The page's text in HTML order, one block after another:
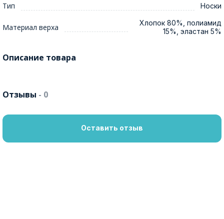
Тип Носки
Материал верха
Хлопок 80%, полиамид
15%, эластан 5%
Описание товара
Отзывы - 0
Оставить отзыв